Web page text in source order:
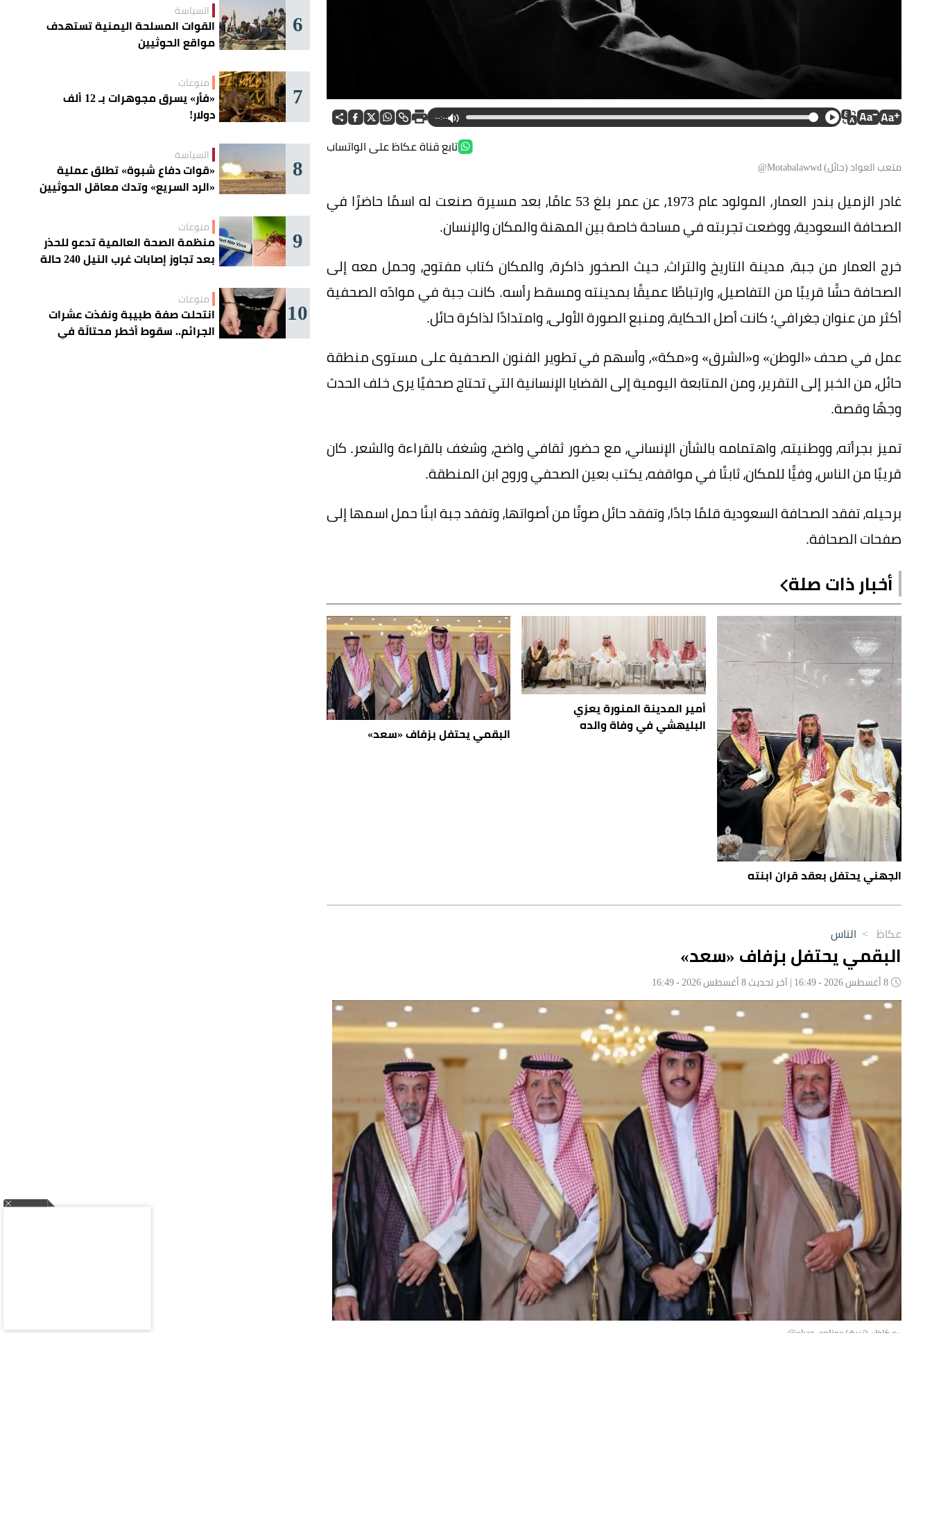
--:--
تابع قناة عكاظ على الواتساب
متعب العواد (حائل) Motabalawwd@
غادر الزميل بندر العمار، المولود عام 1973، عن عمر بلغ 53 عامًا، بعد مسيرة صنعت له اسمًا حاضرًا في
الصحافة السعودية، ووضعت تجربته في مساحة خاصة بين المهنة والمكان والإنسان.
خرج العمار من جبة، مدينة التاريخ والتراث، حيث الصخور ذاكرة، والمكان كتاب مفتوح، وحمل معه إلى
الصحافة حسًّا قريبًا من التفاصيل، وارتباطًا عميقًا بمدينته ومسقط رأسه. كانت جبة في موادّه الصحفية
أكثر من عنوان جغرافي؛ كانت أصل الحكاية، ومنبع الصورة الأولى، وامتدادًا لذاكرة حائل.
عمل في صحف «الوطن» و«الشرق» و«مكة»، وأسهم في تطوير الفنون الصحفية على مستوى منطقة
حائل، من الخبر إلى التقرير، ومن المتابعة اليومية إلى القضايا الإنسانية التي تحتاج صحفيًا يرى خلف الحدث
وجهًا وقصة.
تميز بجرأته، ووطنيته، واهتمامه بالشأن الإنساني، مع حضور ثقافي واضح، وشغف بالقراءة والشعر. كان
قريبًا من الناس، وفيًّا للمكان، ثابتًا في مواقفه، يكتب بعين الصحفي وروح ابن المنطقة.
برحيله، تفقد الصحافة السعودية قلمًا جادًا، وتفقد حائل صوتًا من أصواتها، وتفقد جبة ابنًا حمل اسمها إلى
صفحات الصحافة.
أخبار ذات صلة
الجهني يحتفل بعقد قران ابنته
أمير المدينة المنورة يعزي
البليهشي في وفاة والده
البقمي يحتفل بزفاف «سعد»
6 السياسة
القوات المسلحة اليمنية تستهدف
مواقع الحوثيين
7 منوعات
«فأر» يسرق مجوهرات بـ 12 ألف
دولار!
8 السياسة
«قوات دفاع شبوة» تطلق عملية
«الرد السريع» وتدك معاقل الحوثيين
9 منوعات
منظمة الصحة العالمية تدعو للحذر
بعد تجاوز إصابات غرب النيل 240 حالة
10 منوعات
انتحلت صفة طبيبة ونفذت عشرات
الجرائم.. سقوط أخطر محتالَة في
عكاظ > الناس
البقمي يحتفل بزفاف «سعد»
«عكاظ» (تربة) okaz_online@